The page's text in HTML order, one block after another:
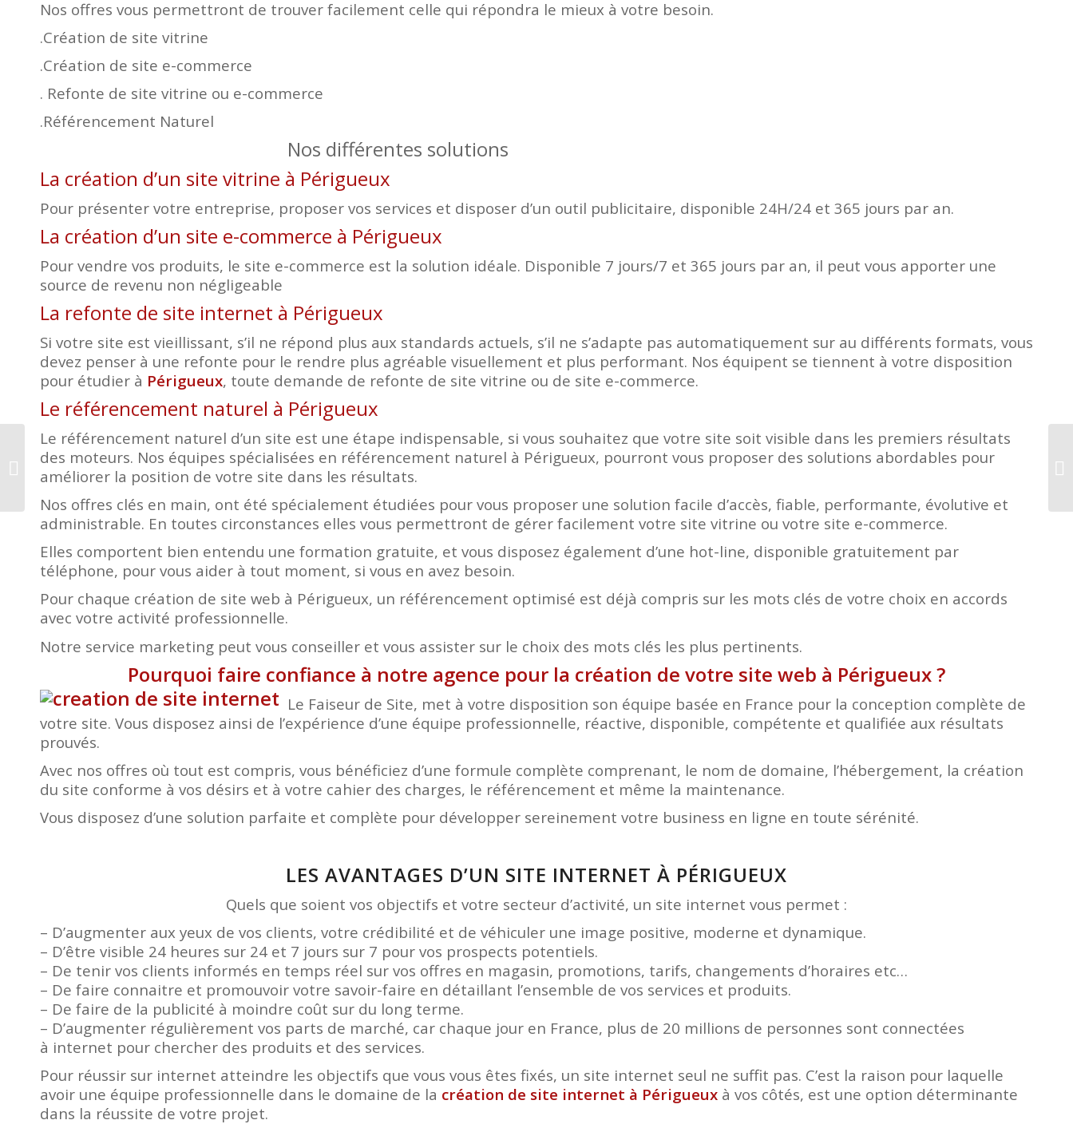
Nos offres vous permettront de trouver facilement celle qui répondra le mieux à votre besoin.
.Création de site vitrine
.Création de site e-commerce
. Refonte de site vitrine ou e-commerce
.Référencement Naturel
Nos différentes solutions
La création d’un site vitrine à Périgueux
Pour présenter votre entreprise, proposer vos services et disposer d’un outil publicitaire, disponible 24H/24 et 365 jours par an.
La création d’un site e-commerce à Périgueux
Pour vendre vos produits, le site e-commerce est la solution idéale. Disponible 7 jours/7 et 365 jours par an, il peut vous apporter une
source de revenu non négligeable
La refonte de site internet à Périgueux
Si votre site est vieillissant, s’il ne répond plus aux standards actuels, s’il ne s’adapte pas automatiquement sur au différents formats, vous
devez penser à une refonte pour le rendre plus agréable visuellement et plus performant. Nos équipent se tiennent à votre disposition
pour étudier à Périgueux, toute demande de refonte de site vitrine ou de site e-commerce.
Le référencement naturel à Périgueux
Le référencement naturel d’un site est une étape indispensable, si vous souhaitez que votre site soit visible dans les premiers résultats
des moteurs. Nos équipes spécialisées en référencement naturel à Périgueux, pourront vous proposer des solutions abordables pour
améliorer la position de votre site dans les résultats.
Nos offres clés en main, ont été spécialement étudiées pour vous proposer une solution facile d’accès, fiable, performante, évolutive et
administrable. En toutes circonstances elles vous permettront de gérer facilement votre site vitrine ou votre site e-commerce.
Elles comportent bien entendu une formation gratuite, et vous disposez également d’une hot-line, disponible gratuitement par
téléphone, pour vous aider à tout moment, si vous en avez besoin.
Pour chaque création de site web à Périgueux, un référencement optimisé est déjà compris sur les mots clés de votre choix en accords
avec votre activité professionnelle.
Notre service marketing peut vous conseiller et vous assister sur le choix des mots clés les plus pertinents.
Pourquoi faire confiance à notre agence pour la création de votre site web à Périgueux?
Le Faiseur de Site, met à votre disposition son équipe basée en France pour la conception complète de
votre site. Vous disposez ainsi de l’expérience d’une équipe professionnelle, réactive, disponible, compétente et qualifiée aux résultats
prouvés.
Avec nos offres où tout est compris, vous bénéficiez d’une formule complète comprenant, le nom de domaine, l’hébergement, la création
du site conforme à vos désirs et à votre cahier des charges, le référencement et même la maintenance.
Vous disposez d’une solution parfaite et complète pour développer sereinement votre business en ligne en toute sérénité.
LES AVANTAGES D’UN SITE INTERNET À PÉRIGUEUX
Quels que soient vos objectifs et votre secteur d’activité, un site internet vous permet :
– D’augmenter aux yeux de vos clients, votre crédibilité et de véhiculer une image positive, moderne et dynamique.
– D’être visible 24 heures sur 24 et 7 jours sur 7 pour vos prospects potentiels.
– De tenir vos clients informés en temps réel sur vos offres en magasin, promotions, tarifs, changements d’horaires etc…
– De faire connaitre et promouvoir votre savoir-faire en détaillant l’ensemble de vos services et produits.
– De faire de la publicité à moindre coût sur du long terme.
– D’augmenter régulièrement vos parts de marché, car chaque jour en France, plus de 20 millions de personnes sont connectées
à internet pour chercher des produits et des services.
Pour réussir sur internet atteindre les objectifs que vous vous êtes fixés, un site internet seul ne suffit pas. C’est la raison pour laquelle
avoir une équipe professionnelle dans le domaine de la création de site internet à Périgueux à vos côtés, est une option déterminante
dans la réussite de votre projet.
Création site internet
Chambon sur Voueize